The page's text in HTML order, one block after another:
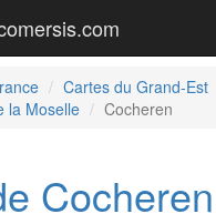
Cartes du Grand-Est
la Moselle
Cocheren
Cocheren